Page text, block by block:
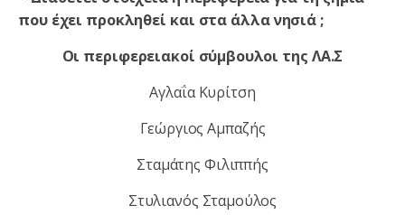
που έχει προκληθεί και στα άλλα νησιά ;
Οι περιφερειακοί σύμβουλοι της ΛΑ.Σ
Αγλαΐα Κυρίτση
Γεώργιος Αμπαζής
Σταμάτης Φιλιππής
Στυλιανός Σταμούλος